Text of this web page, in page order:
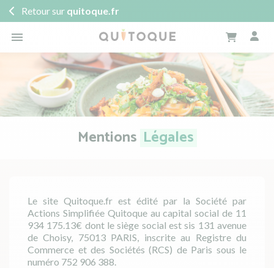
Retour sur quitoque.fr

Mentions Légales
Le site Quitoque.fr est édité par la Société par
Actions Simplifiée Quitoque au capital social de 11
934 175.13€ dont le siège social est sis 131 avenue
de Choisy, 75013 PARIS, inscrite au Registre du
Commerce et des Sociétés (RCS) de Paris sous le
numéro 752 906 388.